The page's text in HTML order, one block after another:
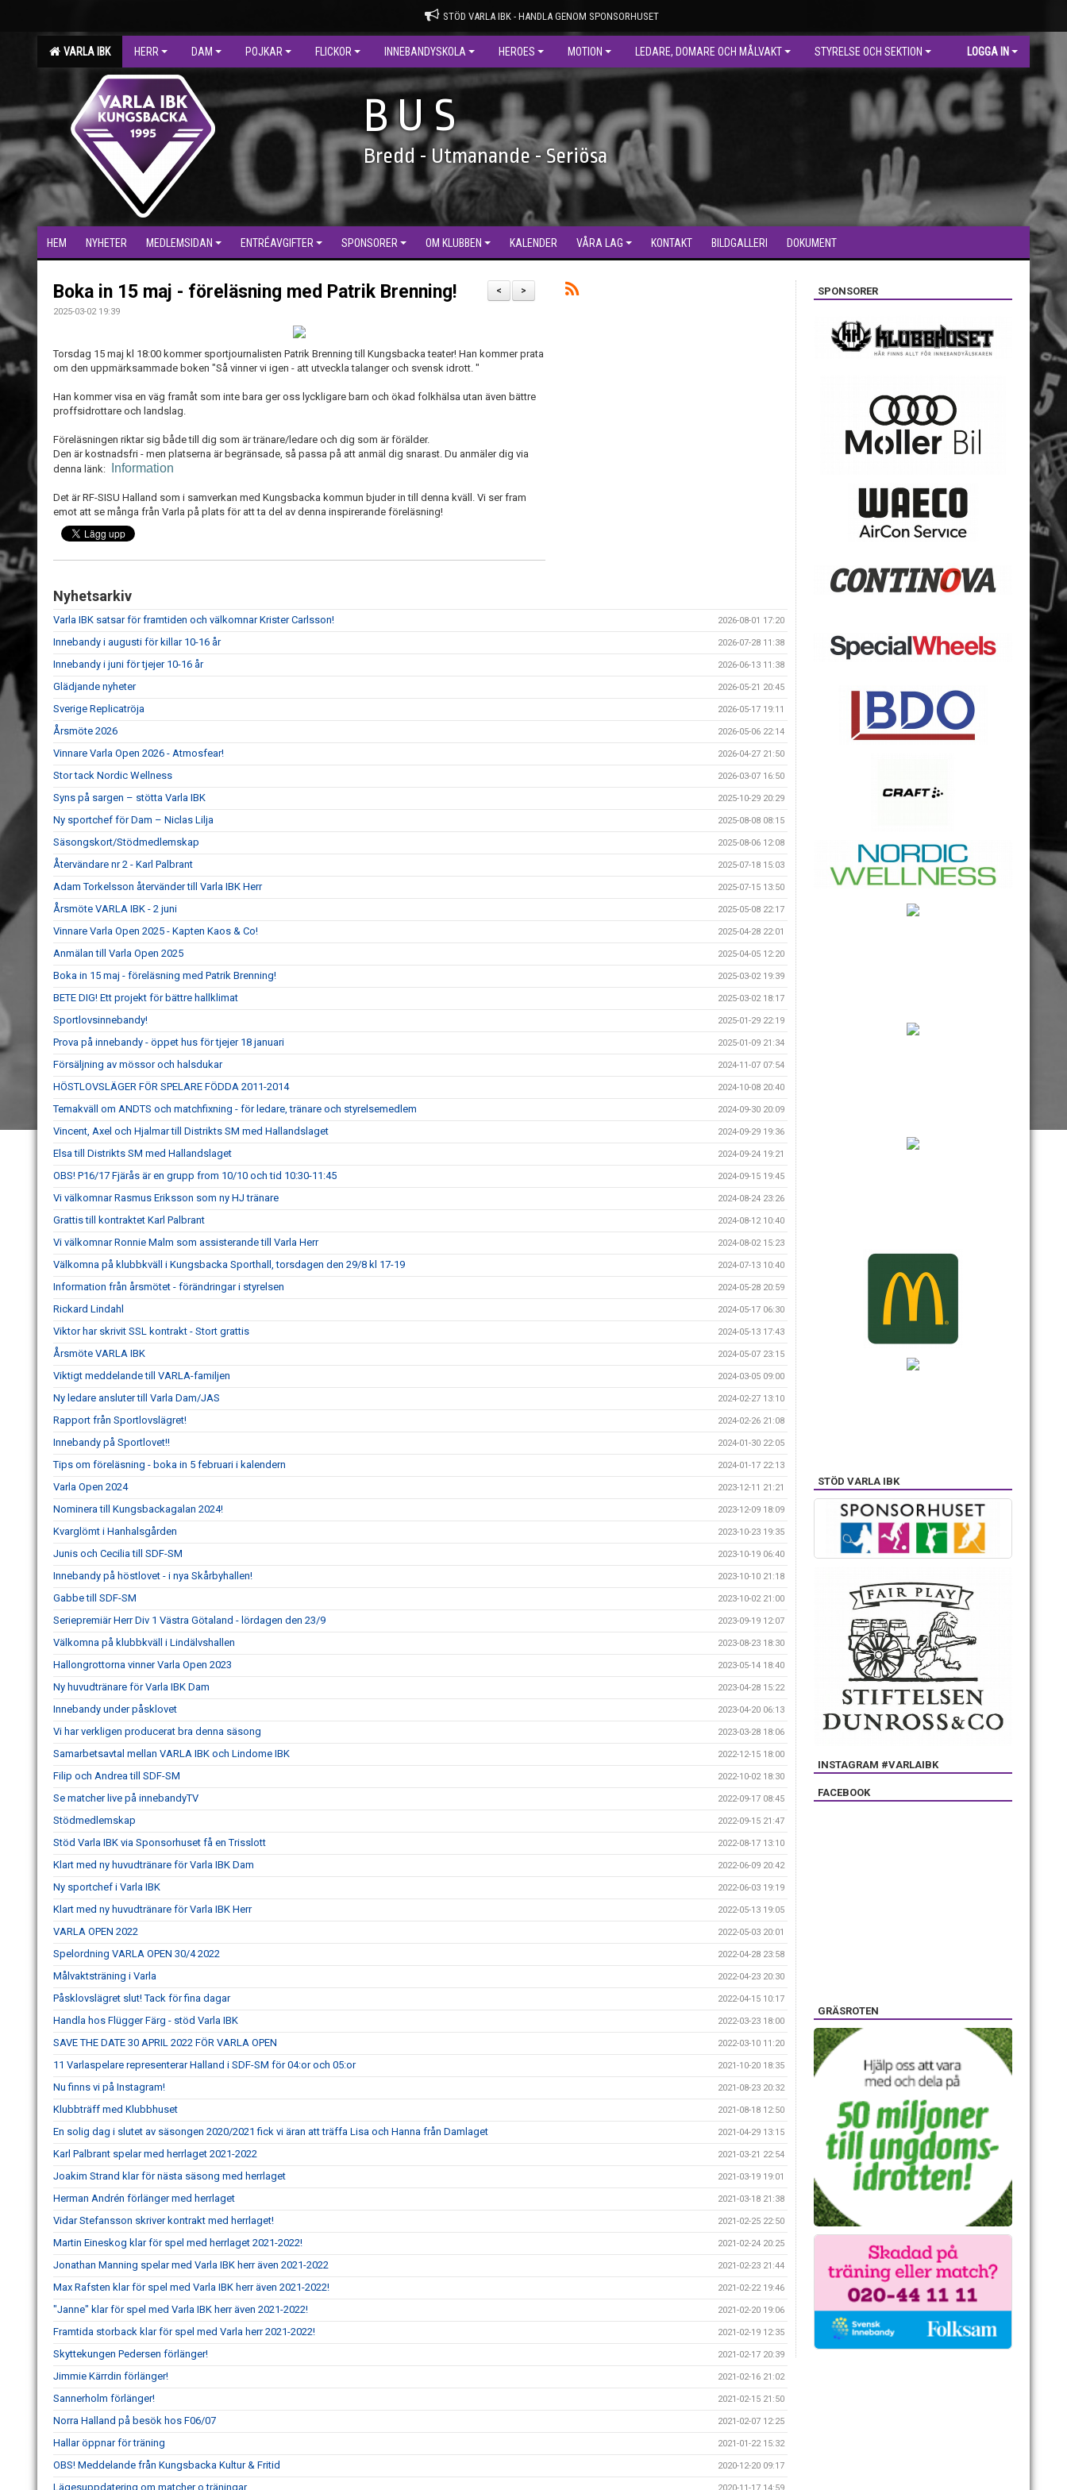
STÖD VARLA IBK - HANDLA GENOM SPONSORHUSET
VARLA IBK HERR DAM POJKAR FLICKOR INNEBANDYSKOLA HEROES MOTION LEDARE, DOMARE OCH MÅLVAKT STYRELSE OCH SEKTION LOGGA IN
B U S
Bredd - Utmanande - Seriösa
HEM NYHETER MEDLEMSIDAN ENTRÉAVGIFTER SPONSORER OM KLUBBEN KALENDER VÅRA LAG KONTAKT BILDGALLERI DOKUMENT
>
<
Boka in 15 maj - föreläsning med Patrik Brenning!
2025-03-02 19:39
Torsdag 15 maj kl 18:00 kommer sportjournalisten Patrik Brenning till Kungsbacka teater! Han kommer prata
om den uppmärksammade boken "Så vinner vi igen - att utveckla talanger och svensk idrott. "
Han kommer visa en väg framåt som inte bara ger oss lyckligare barn och ökad folkhälsa utan även bättre
proffsidrottare och landslag.
Föreläsningen riktar sig både till dig som är tränare/ledare och dig som är förälder.
Den är kostnadsfri - men platserna är begränsade, så passa på att anmäl dig snarast. Du anmäler dig via
denna länk:
Information
Det är RF-SISU Halland som i samverkan med Kungsbacka kommun bjuder in till denna kväll. Vi ser fram
emot att se många från Varla på plats för att ta del av denna inspirerande föreläsning!
Nyhetsarkiv
Varla IBK satsar för framtiden och välkomnar Krister Carlsson! 2026-08-01 17:20
Innebandy i augusti för killar 10-16 år 2026-07-28 11:38
Innebandy i juni för tjejer 10-16 år 2026-06-13 11:38
Glädjande nyheter 2026-05-21 20:45
Sverige Replicatröja 2026-05-17 19:11
Årsmöte 2026 2026-05-06 22:14
Vinnare Varla Open 2026 - Atmosfear! 2026-04-27 21:50
Stor tack Nordic Wellness 2026-03-07 16:50
Syns på sargen – stötta Varla IBK 2025-10-29 20:29
Ny sportchef för Dam – Niclas Lilja 2025-08-08 08:15
Säsongskort/Stödmedlemskap 2025-08-06 12:08
Återvändare nr 2 - Karl Palbrant 2025-07-18 15:03
Adam Torkelsson återvänder till Varla IBK Herr 2025-07-15 13:50
Årsmöte VARLA IBK - 2 juni 2025-05-08 22:17
Vinnare Varla Open 2025 - Kapten Kaos & Co! 2025-04-28 22:01
Anmälan till Varla Open 2025 2025-04-05 12:20
Boka in 15 maj - föreläsning med Patrik Brenning! 2025-03-02 19:39
BETE DIG! Ett projekt för bättre hallklimat 2025-03-02 18:17
Sportlovsinnebandy! 2025-01-29 22:19
Prova på innebandy - öppet hus för tjejer 18 januari 2025-01-09 21:34
Försäljning av mössor och halsdukar 2024-11-07 07:54
HÖSTLOVSLÄGER FÖR SPELARE FÖDDA 2011-2014 2024-10-08 20:40
Temakväll om ANDTS och matchfixning - för ledare, tränare och styrelsemedlem 2024-09-30 20:09
Vincent, Axel och Hjalmar till Distrikts SM med Hallandslaget 2024-09-29 19:36
Elsa till Distrikts SM med Hallandslaget 2024-09-24 19:21
OBS! P16/17 Fjärås är en grupp from 10/10 och tid 10:30-11:45 2024-09-15 19:45
Vi välkomnar Rasmus Eriksson som ny HJ tränare 2024-08-24 23:26
Grattis till kontraktet Karl Palbrant 2024-08-12 10:40
Vi välkomnar Ronnie Malm som assisterande till Varla Herr 2024-08-02 15:23
Välkomna på klubbkväll i Kungsbacka Sporthall, torsdagen den 29/8 kl 17-19 2024-07-13 10:40
Information från årsmötet - förändringar i styrelsen 2024-05-28 20:59
Rickard Lindahl 2024-05-17 06:30
Viktor har skrivit SSL kontrakt - Stort grattis 2024-05-13 17:43
Årsmöte VARLA IBK 2024-05-07 23:15
Viktigt meddelande till VARLA-familjen 2024-03-05 09:00
Ny ledare ansluter till Varla Dam/JAS 2024-02-27 13:10
Rapport från Sportlovslägret! 2024-02-26 21:08
Innebandy på Sportlovet!! 2024-01-30 22:05
Tips om föreläsning - boka in 5 februari i kalendern 2024-01-17 22:13
Varla Open 2024 2023-12-11 21:21
Nominera till Kungsbackagalan 2024! 2023-12-09 18:09
Kvarglömt i Hanhalsgården 2023-10-23 19:35
Junis och Cecilia till SDF-SM 2023-10-19 06:40
Innebandy på höstlovet - i nya Skårbyhallen! 2023-10-10 21:18
Gabbe till SDF-SM 2023-10-02 21:00
Seriepremiär Herr Div 1 Västra Götaland - lördagen den 23/9 2023-09-19 12:07
Välkomna på klubbkväll i Lindälvshallen 2023-08-23 18:30
Hallongrottorna vinner Varla Open 2023 2023-05-14 18:40
Ny huvudtränare för Varla IBK Dam 2023-04-28 15:22
Innebandy under påsklovet 2023-04-20 06:13
Vi har verkligen producerat bra denna säsong 2023-03-28 18:06
Samarbetsavtal mellan VARLA IBK och Lindome IBK 2022-12-15 18:00
Filip och Andrea till SDF-SM 2022-10-02 18:30
Se matcher live på innebandyTV 2022-09-17 08:45
Stödmedlemskap 2022-09-15 21:47
Stöd Varla IBK via Sponsorhuset få en Trisslott 2022-08-17 13:10
Klart med ny huvudtränare för Varla IBK Dam 2022-06-09 20:42
Ny sportchef i Varla IBK 2022-06-03 19:19
Klart med ny huvudtränare för Varla IBK Herr 2022-05-13 19:05
VARLA OPEN 2022 2022-05-03 20:01
Spelordning VARLA OPEN 30/4 2022 2022-04-28 23:58
Målvaktsträning i Varla 2022-04-23 20:30
Påsklovslägret slut! Tack för fina dagar 2022-04-15 10:17
Handla hos Flügger Färg - stöd Varla IBK 2022-03-23 18:00
SAVE THE DATE 30 APRIL 2022 FÖR VARLA OPEN 2022-03-10 11:20
11 Varlaspelare representerar Halland i SDF-SM för 04:or och 05:or 2021-10-20 18:35
Nu finns vi på Instagram! 2021-08-23 20:32
Klubbträff med Klubbhuset 2021-08-18 12:50
En solig dag i slutet av säsongen 2020/2021 fick vi äran att träffa Lisa och Hanna från Damlaget 2021-04-29 13:15
Karl Palbrant spelar med herrlaget 2021-2022 2021-03-21 22:54
Joakim Strand klar för nästa säsong med herrlaget 2021-03-19 19:01
Herman Andrén förlänger med herrlaget 2021-03-18 21:38
Vidar Stefansson skriver kontrakt med herrlaget! 2021-02-25 22:50
Martin Eineskog klar för spel med herrlaget 2021-2022! 2021-02-24 20:25
Jonathan Manning spelar med Varla IBK herr även 2021-2022 2021-02-23 21:44
Max Rafsten klar för spel med Varla IBK herr även 2021-2022! 2021-02-22 19:46
"Janne" klar för spel med Varla IBK herr även 2021-2022! 2021-02-20 19:06
Framtida storback klar för spel med Varla herr 2021-2022! 2021-02-19 12:35
Skyttekungen Pedersen förlänger! 2021-02-17 20:39
Jimmie Kärrdin förlänger! 2021-02-16 21:02
Sannerholm förlänger! 2021-02-15 21:50
Norra Halland på besök hos F06/07 2021-02-07 12:25
Hallar öppnar för träning 2021-01-22 15:32
OBS! Meddelande från Kungsbacka Kultur & Fritid 2020-12-20 09:17
Lägesuppdatering om matcher o träningar
SPONSORER
STÖD VARLA IBK
INSTAGRAM #VARLAIBK
FACEBOOK
GRÄSROTEN